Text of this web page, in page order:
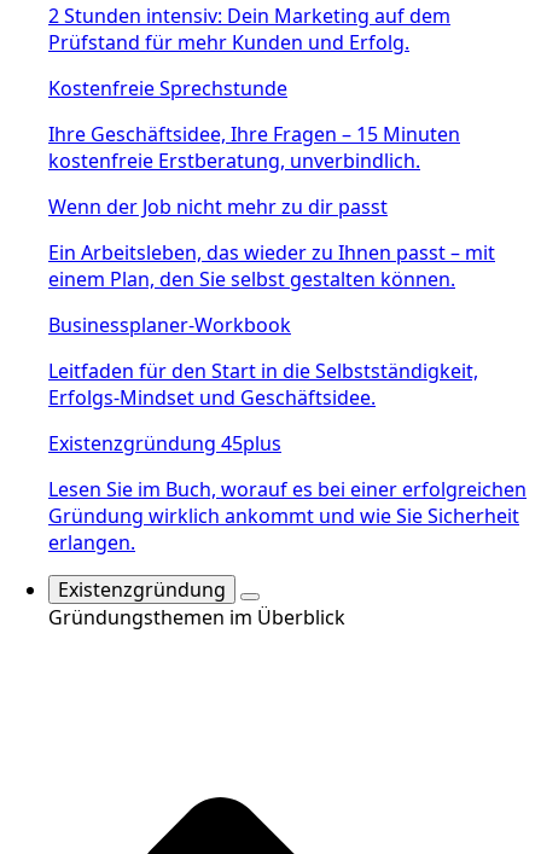
2 Stunden intensiv: Dein Marketing auf dem
Prüfstand für mehr Kunden und Erfolg.
Kostenfreie Sprechstunde
Ihre Geschäftsidee, Ihre Fragen – 15 Minuten
kostenfreie Erstberatung, unverbindlich.
Wenn der Job nicht mehr zu dir passt
Ein Arbeitsleben, das wieder zu Ihnen passt – mit
einem Plan, den Sie selbst gestalten können.
Businessplaner-Workbook
Leitfaden für den Start in die Selbstständigkeit,
Erfolgs-Mindset und Geschäftsidee.
Existenzgründung 45plus
Lesen Sie im Buch, worauf es bei einer erfolgreichen
Gründung wirklich ankommt und wie Sie Sicherheit
erlangen.
Existenzgründung
Gründungsthemen im Überblick